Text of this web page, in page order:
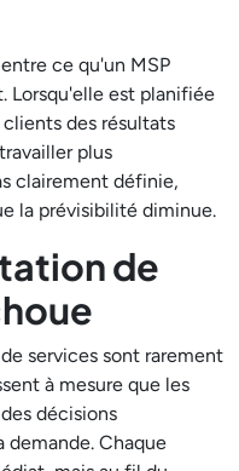
ce qu'un MSP
Lorsqu'elle est planifiée
des résultats
plus
clairement définie,
la prévisibilité diminue.
de
services sont rarement
à mesure que les
décisions
demande. Chaque